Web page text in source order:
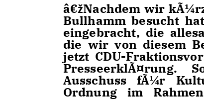
žNachdem wir
Bullhamm besucht
eingebracht, die
die wir von diesem
jetzt CDU-
PresseerklÃ¤rung.
Ausschuss fÃ¼r
Ordnung im